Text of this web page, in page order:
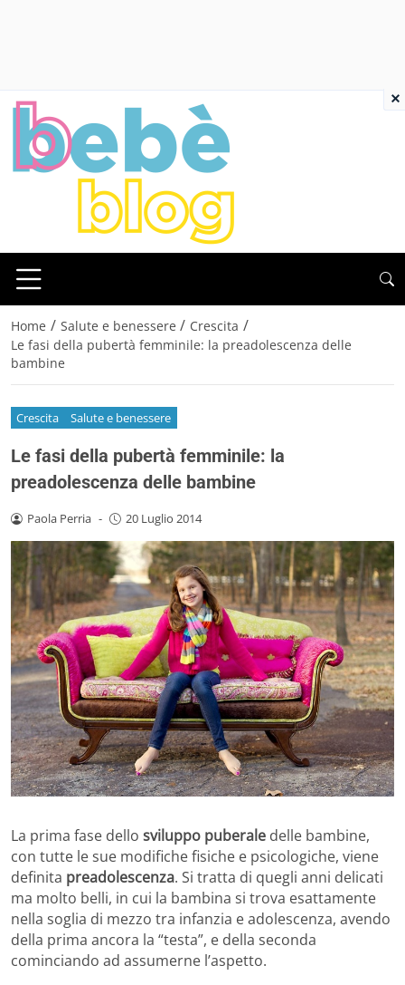
Home / Salute e benessere / Crescita /
Le fasi della pubertà femminile: la preadolescenza delle
bambine
Crescita Salute e benessere
Le fasi della pubertà femminile: la
preadolescenza delle bambine
Paola Perria - 20 Luglio 2014
La prima fase dello sviluppo puberale delle bambine,
con tutte le sue modifiche fisiche e psicologiche, viene
definita preadolescenza. Si tratta di quegli anni delicati
ma molto belli, in cui la bambina si trova esattamente
nella soglia di mezzo tra infanzia e adolescenza, avendo
della prima ancora la “testa”, e della seconda
cominciando ad assumerne l’aspetto.
×